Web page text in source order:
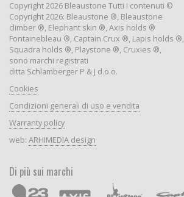
Copyright 2026 Bleaustone Tutti i contenuti ©
Copyright 2026: Bleaustone ®, Bleaustone
climber ®, Elephant skin ®, Axis holds ®
Fontainebleau ®, Captain Crux ®, Lapis holds ®,
Squadra holds ®, Playstone ®, Cruxies ®,
sono marchi registrati
ditta Schlamberger P & J d.o.o.
Cookies
Condizioni generali di uso e vendita
Warranty policy
web: ARHIMEDIA design
Di più sui marchi